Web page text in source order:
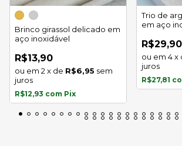
Brinco girassol delicado em
aço inoxidável
R$13,90
2 x de R$6,95 sem
juros
R$12,93 com Pix
Trio de
em aço
R$29,90
4x
juros
R$27,81